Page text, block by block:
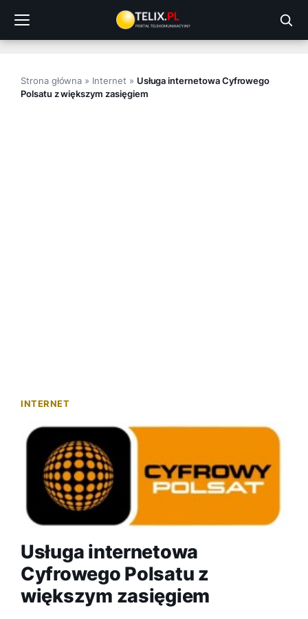
treści
Strona główna » Internet » Usługa internetowa Cyfrowego
Polsatu z większym zasięgiem
INTERNET
Usługa internetowa
Cyfrowego Polsatu z
większym zasięgiem